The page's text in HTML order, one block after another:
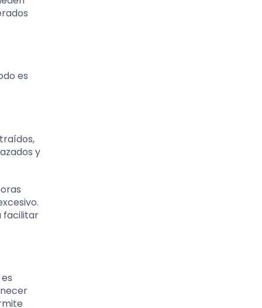
es
y
facilitar